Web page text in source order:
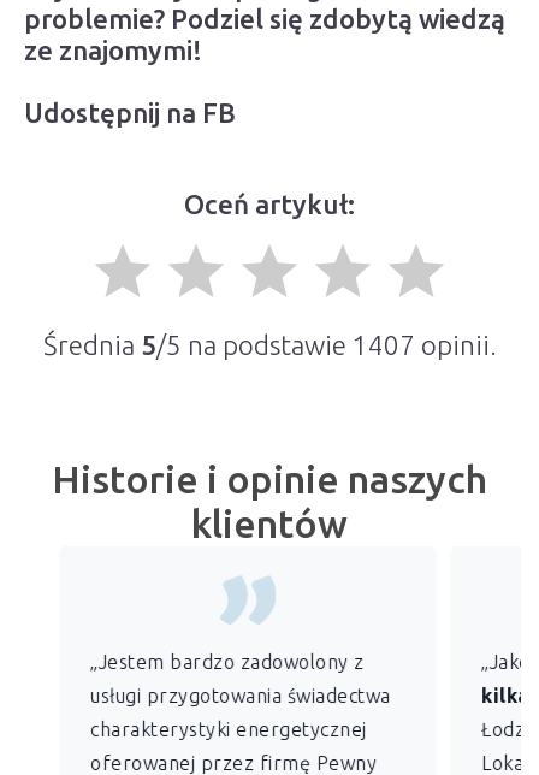
problemie? Podziel się zdobytą wiedzą
ze znajomymi!
Udostępnij na FB
Oceń artykuł:
grade grade grade grade grade
Średnia 5/5 na podstawie 1407 opinii.
Historie i opinie naszych
klientów
„Jestem bardzo zadowolony z
usługi przygotowania świadectwa
charakterystyki energetycznej
oferowanej przez firmę Pewny
„Jako
Łodzi)
Lokal